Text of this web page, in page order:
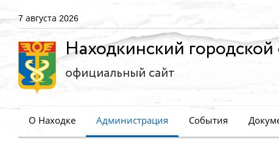
7 августа 2026
Находкинский городской
официальный сайт
О Находке Администрация События